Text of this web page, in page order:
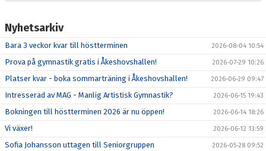
Nyhetsarkiv
Bara 3 veckor kvar till höstterminen 2026-08-04 10:54
Prova på gymnastik gratis i Åkeshovshallen! 2026-07-29 10:26
Platser kvar - boka sommarträning i Åkeshovshallen! 2026-06-29 09:47
Intresserad av MAG - Manlig Artistisk Gymnastik? 2026-06-15 19:43
Bokningen till höstterminen 2026 är nu öppen! 2026-06-14 18:26
Vi växer! 2026-06-12 13:59
Sofia Johansson uttagen till Seniorgruppen 2026-05-28 09:52